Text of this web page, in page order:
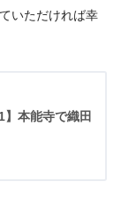
いただければ幸
本能寺で織田